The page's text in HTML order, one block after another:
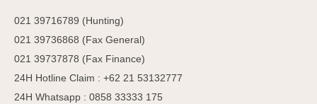
021 39716789 (Hunting)
021 39736868 (Fax General)
021 39737878 (Fax Finance)
24H Hotline Claim : +62 21 53132777
24H Whatsapp : 0858 33333 175